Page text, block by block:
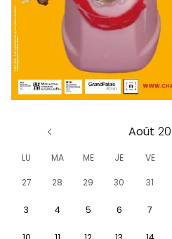
Août
LU MA ME JE VE
27 28 29 30 31
3 4 5 6 7